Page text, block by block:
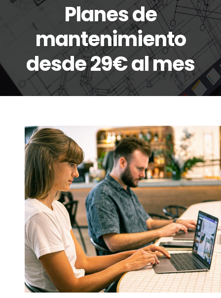
Planes de
mantenimiento
desde 29€ al mes